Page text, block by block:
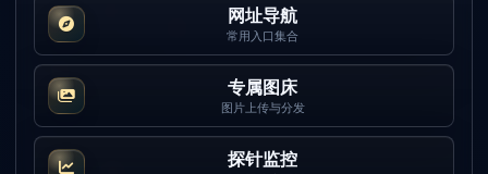
网址导航
常用入口集合
专属图床
图片上传与分发
探针监控